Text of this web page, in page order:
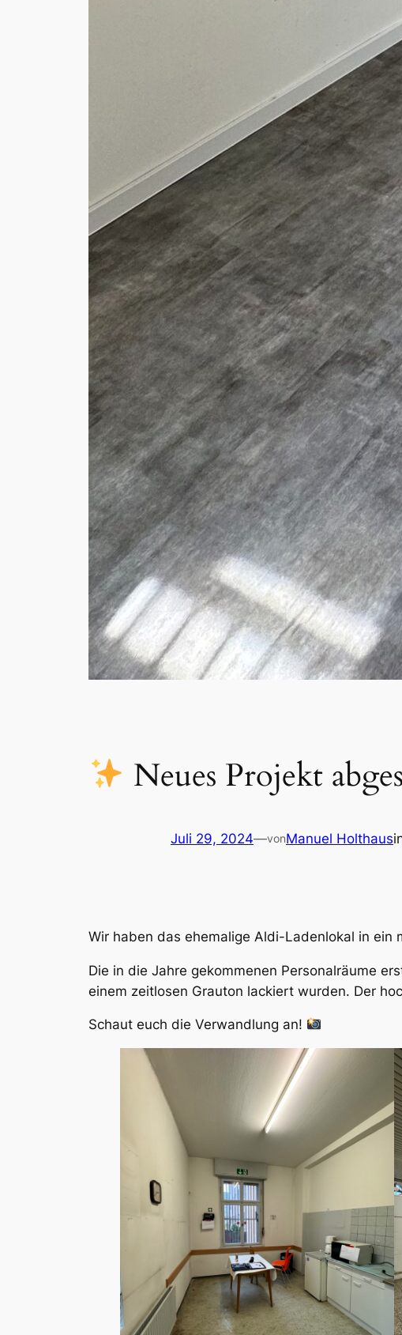
Neues Projekt
Juli 29, 2024—vonManuel Holthaus
Wir haben das ehemalige Aldi-Ladenlokal in
Die in die Jahre gekommenen Personalräume
einem zeitlosen Grauton lackiert wurden. Der
Schaut euch die Verwandlung an!